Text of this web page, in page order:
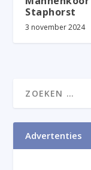
Staphorst
3 november 2024
Advertenties